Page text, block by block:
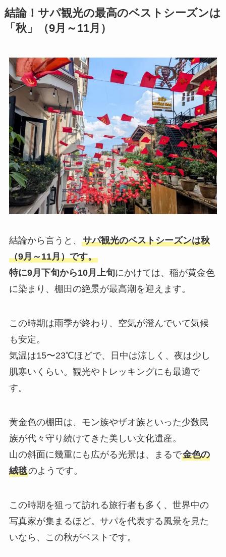
結論！サパ観光の最高のベストシーズンは
「秋」（9月～11月）
結論から言うと、 サパ観光のベストシーズンは秋
（9月～11月）です。
特に9月下旬から10月上旬にかけては、稲が黄金色
に染まり、棚田の絶景が最高潮を迎えます。
この時期は雨季が終わり、空気が澄んでいて気候
も安定。
気温は15〜23℃ほどで、日中は涼しく、夜は少し
肌寒いくらい。観光やトレッキングにも最適で
す。
黄金色の棚田は、モン族やザオ族といった少数民
族が代々守り続けてきた美しい文化遺産。
山の斜面に幾重にも広がる光景は、まるで金色の
絨毯のようです。
この時期を狙って訪れる旅行者も多く、世界中の
写真家が集まるほど。サパを代表する風景を見た
いなら、この秋がベストです。